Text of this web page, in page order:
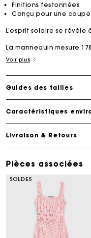
Finitions festonnées
Conçu pour une
L’esprit solaire se révèle
La mannequin mesure
Voir plus
Guides des tailles
Caractéristiques
Livraison & Retours
Pièces associées
SOLDES